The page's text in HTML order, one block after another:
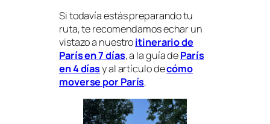
Si todavía estás preparando tu
ruta, te recomendamos echar un
vistazo a nuestroitinerario de
París en 7 días, a la guía deParís
en 4 díasy al artículo decómo
moverse por París.